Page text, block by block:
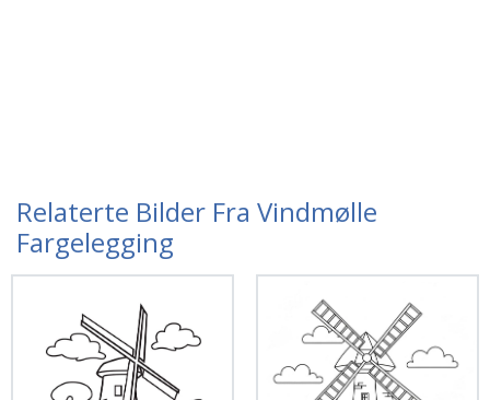
Relaterte Bilder Fra Vindmølle
Fargelegging